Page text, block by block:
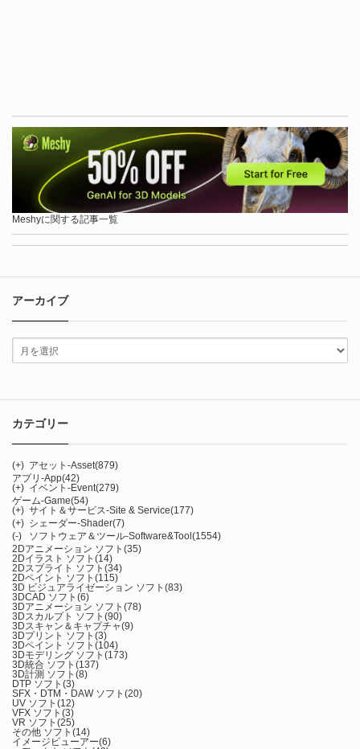
Meshyに関する記事一覧
アーカイブ
カテゴリー
(+) アセット-Asset(879)
アプリ-App(42)
(+) イベント-Event(279)
ゲーム-Game(54)
(+) サイト＆サービス-Site & Service(177)
(+) シェーダー-Shader(7)
(-)
ソフトウェア＆ツール-Software&Tool(1554)
2Dアニメーション ソフト (35)
2Dイラスト ソフト (14)
2Dスプライト ソフト (34)
2Dペイント ソフト (115)
3D ビジュアライゼーション ソフト (83)
3DCAD ソフト (6)
3Dアニメーション ソフト (78)
3Dスカルプト ソフト (90)
3Dスキャン＆キャプチャ(9)
3Dプリント ソフト (3)
3Dペイント ソフト (104)
3Dモデリング ソフト (173)
3D統合 ソフト (137)
3D計測 ソフト (8)
DTP ソフト (3)
SFX・DTM・DAW ソフト (20)
UV ソフト (12)
VFX ソフト (3)
VR ソフト (25)
その他 ソフト (14)
イメージビューアー(6)